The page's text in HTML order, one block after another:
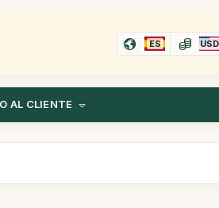
ES USD
AL CLIENTE